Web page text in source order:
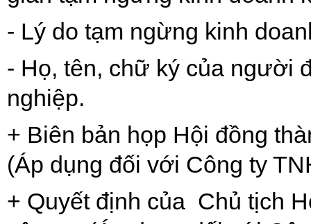
- Lý do tạm ngừng kinh
- Họ, tên, chữ ký của người
nghiệp.
+ Biên bản họp Hội đồng
(Áp dụng đối với Công ty
+ Quyết định của Chủ tịch